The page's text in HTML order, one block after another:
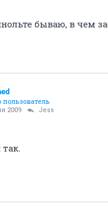
бываю, в чем
пользователь
2009 Jess